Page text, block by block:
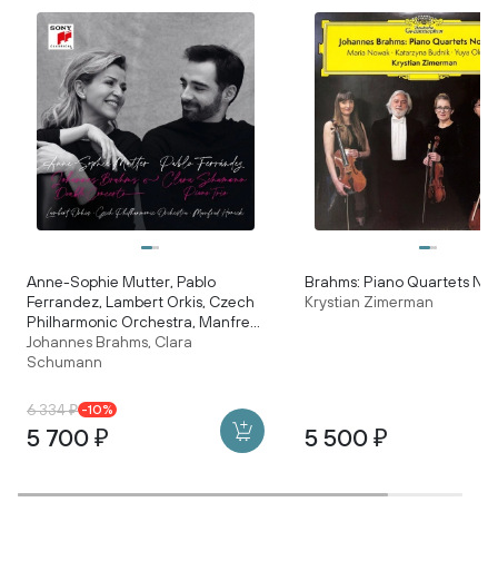
Johannes Brahms, Clara
Schumann
Anne-Sophie Mutter, Pablo
Ferrandez, Lambert Orkis, Czech
Philharmonic Orchestra, Manfred
Honeck – Johannes Brahms /
Clara Schumann: Double
6 334 ₽ -10%
5 700 ₽
Krystian Zimerman
Brahms: Piano Quartets
5 500 ₽